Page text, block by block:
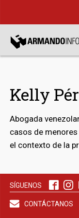
Kelly
Abogada
casos de
el contexto de la
SÍGUENOS
CONTÁCTANOS